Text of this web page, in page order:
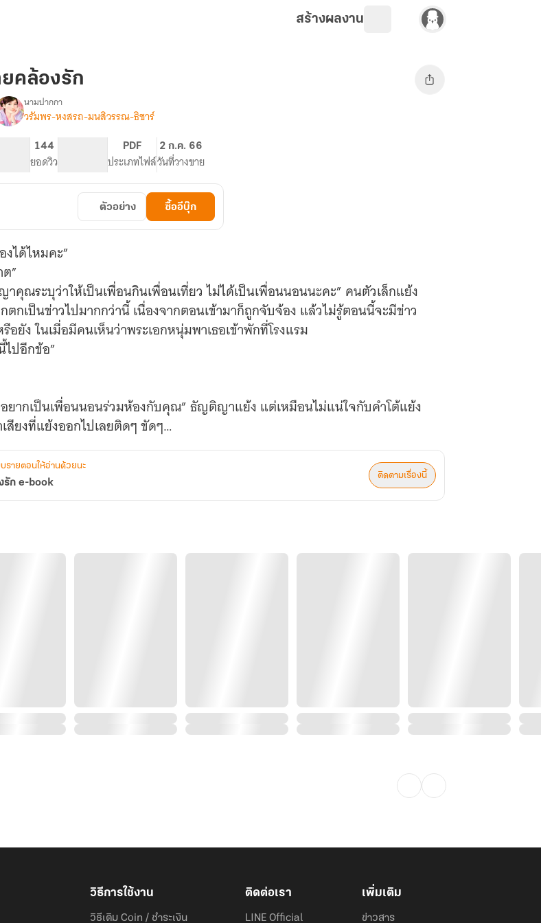
สร้างผลงาน
คล้องรัก
นามปากกา
วรัมพร-หงสรถ-มนสิวรรณ-ธิชาร์
144
ยอดวิว
PDF
ประเภทไฟล์
2 ก.ค. 66
วันที่วางขาย
ตัวอย่าง ซื้ออีบุ๊ก
ได้ไหมคะ”
”
คุณระบุว่าให้เป็นเพื่อนกินเพื่อนเที่ยว ไม่ได้เป็นเพื่อนนอนนะคะ” คนตัวเล็กแย้ง
ตกเป็นข่าวไปมากกว่านี้ เนื่องจากตอนเข้ามาก็ถูกจับจ้อง แล้วไม่รู้ตอนนี้จะมีข่าว
อยัง ในเมื่อมีคนเห็นว่าพระเอกหนุ่มพาเธอเข้าพักที่โรงแรม
ไปอีกข้อ”
ยากเป็นเพื่อนนอนร่วมห้องกับคุณ” ธัญติญาแย้ง แต่เหมือนไม่แน่ใจกับคำโต้แย้ง
สียงที่แย้งออกไปเลยติดๆ ขัดๆ
ห้กับเหตุผลคนตัวเล็ก
ณ”
นอน”
รายตอนให้อ่านด้วยนะ
ก e-book
ติดตามเรื่องนี้
วิธีการใช้งาน
วิธีเติม Coin / ชำระเงิน
ติดต่อเรา
LINE Official
เพิ่มเติม
ข่าวสาร